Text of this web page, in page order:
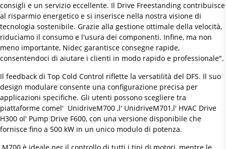
consigli e un servizio eccellente. Il Drive Freestanding contribuisce
al risparmio energetico e si inserisce nella nostra visione di
tecnologia sostenibile. Grazie alla gestione ottimale della velocità,
riduciamo il consumo e l'usura dei componenti. Infine, ma non
meno importante, Nidec garantisce consegne rapide,
consentendoci di aiutare i clienti in modo rapido e professionale".
Il feedback di Top Cold Control riflette la versatilità del DFS. Il suo
design modulare consente una configurazione precisa per
applicazioni specifiche. Gli utenti possono scegliere tra
piattaforme comel' UnidriveM700 ,l' UnidriveM701,l' HVAC Drive
H300 ol' Pump Drive F600, con una versione disponibile che
fornisce fino a 500 kW in un unico modulo di potenza.